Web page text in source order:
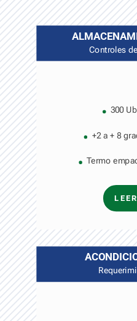
Controles
300
+2 a + 8
Termo